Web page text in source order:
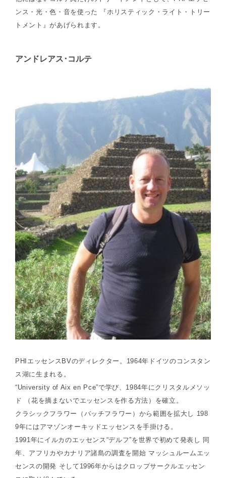
ンス・光・色・音を使った 『ホリスティック・ライト・トリー
トメント』があげられます。
アンドレアス･コルテ
PHIエッセンスBVのディレクター。1964年ドイツのコンスタン
ス湖に生まれる。
“University of Aix en Pce”で学び、1984年にクリスタルメソッ
ド （花を摘まないでエッセンスを作る方法）を確立。
クラシックフラワー（バッチフラワー）から範囲を拡大し 198
9年にはアマゾンオーキッドエッセンスを手掛ける。
1991年にイルカのエッセンス“デルフ”を世界で初めて発表し 同
年、アフリカやカナリア諸島の調査を開始 マッシュルームエッ
センスの開発 そして1996年からはクロップサークルエッセン